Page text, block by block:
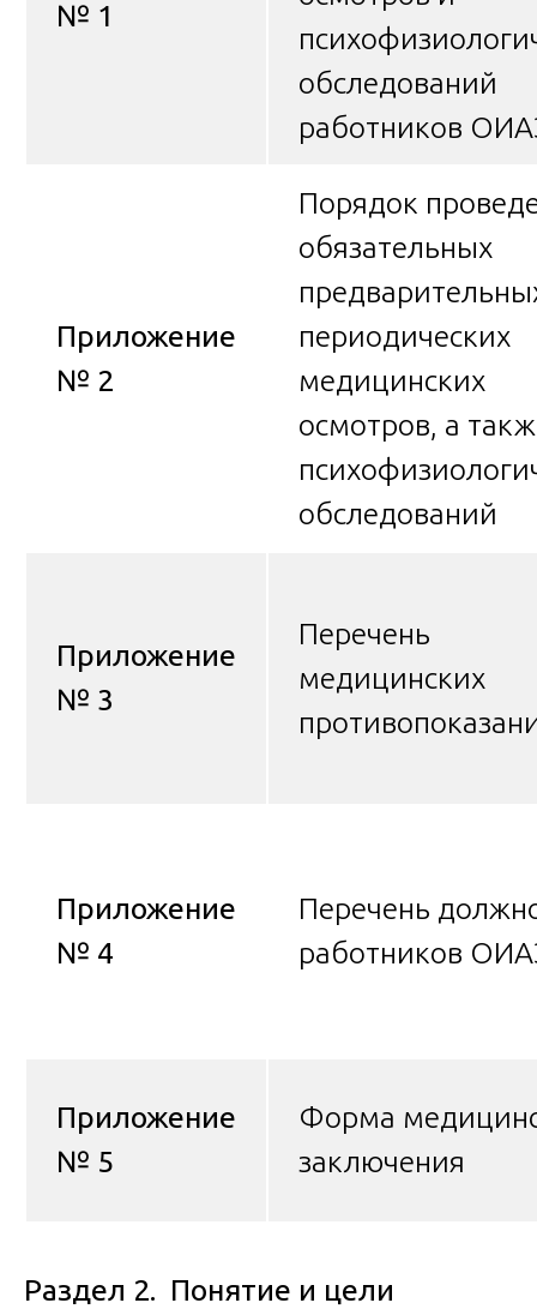
№ 1
обследований
работников
Приложение
№ 2
Порядок
обязательных
периодических
медицинских
осмотров, а
обследований
Приложение
№ 3
Перечень
медицинских
Приложение
№ 4
Перечень
работников
Приложение
№ 5
Форма
заключения
Раздел 2. Понятие и цели